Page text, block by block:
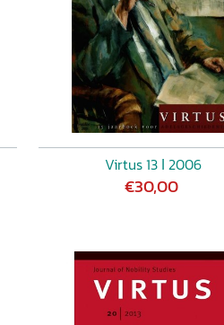
Virtus 13 ǀ 2006
€30,00